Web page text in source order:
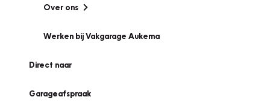
Over ons
Werken bij Vakgarage Aukema
Direct naar
Garageafspraak